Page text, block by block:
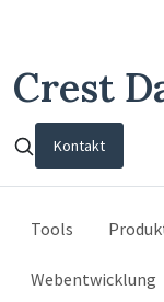
Crest
Kontakt
Tools
Webentwicklung